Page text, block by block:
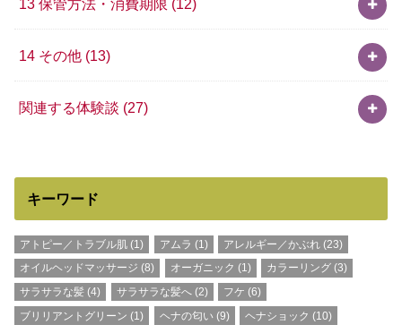
13 保管方法・消費期限 (12)
14 その他 (13)
関連する体験談 (27)
キーワード
アトピー／トラブル肌 (1) アムラ (1) アレルギー／かぶれ(23)
オイルヘッドマッサージ (8) オーガニック (1) カラーリング(3)
サラサラな髪 (4) サラサラな髪へ(2) フケ (6)
ブリリアントグリーン (1) ヘナの匂い(9) ヘナショック (10)